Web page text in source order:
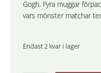
Gogh. Fyra muggar
vars mönster matchar
Endast 2 kvar i lager